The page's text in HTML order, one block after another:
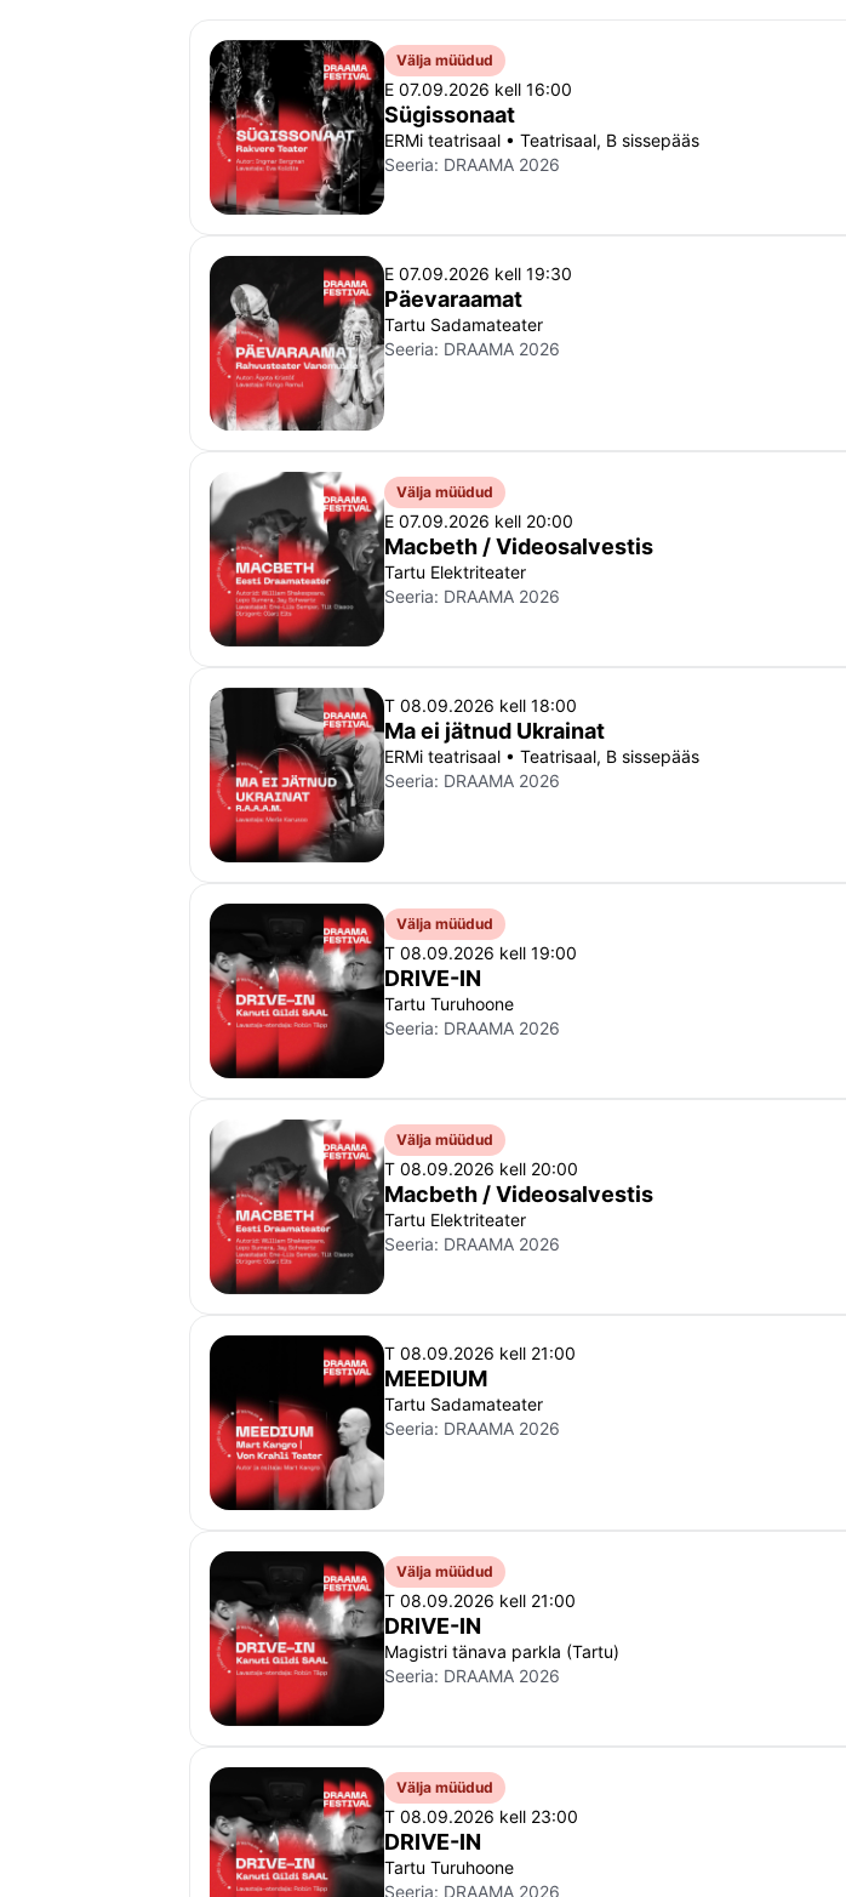
Välja müüdud
E 07.09.2026 kell 16:00
Sügissonaat
ERMi teatrisaal • Teatrisaal, B sissepääs
Seeria: DRAAMA 2026
E 07.09.2026 kell 19:30
Päevaraamat
Tartu Sadamateater
Seeria: DRAAMA 2026
Välja müüdud
E 07.09.2026 kell 20:00
Macbeth / Videosalvestis
Tartu Elektriteater
Seeria: DRAAMA 2026
T 08.09.2026 kell 18:00
Ma ei jätnud Ukrainat
ERMi teatrisaal • Teatrisaal, B sissepääs
Seeria: DRAAMA 2026
Välja müüdud
T 08.09.2026 kell 19:00
DRIVE-IN
Tartu Turuhoone
Seeria: DRAAMA 2026
Välja müüdud
T 08.09.2026 kell 20:00
Macbeth / Videosalvestis
Tartu Elektriteater
Seeria: DRAAMA 2026
T 08.09.2026 kell 21:00
MEEDIUM
Tartu Sadamateater
Seeria: DRAAMA 2026
Välja müüdud
T 08.09.2026 kell 21:00
DRIVE-IN
Magistri tänava parkla (Tartu)
Seeria: DRAAMA 2026
Välja müüdud
T 08.09.2026 kell 23:00
DRIVE-IN
Tartu Turuhoone
Seeria: DRAAMA 2026